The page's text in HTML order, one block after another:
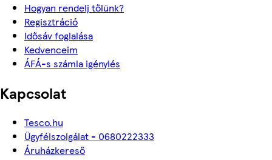
Hogyan rendelj tőlünk?
Regisztráció
Idősáv foglalása
Kedvenceim
ÁFÁ-s számla igénylés
Kapcsolat
Tesco.hu
Ügyfélszolgálat - 0680222333
Áruházkereső